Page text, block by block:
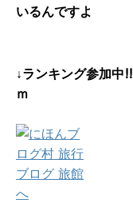
いるんですよ
↓ランキング参加中!!
ｍ